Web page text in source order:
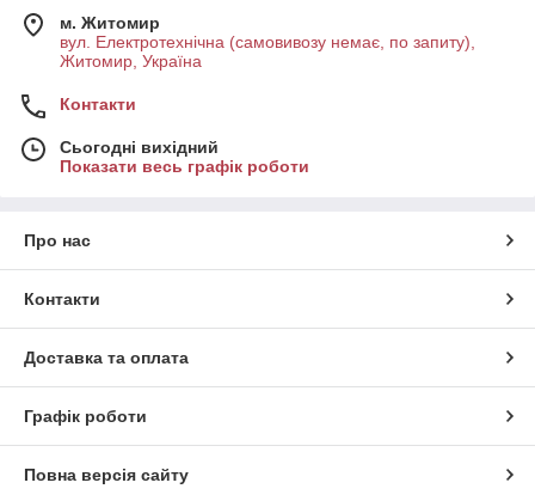
м. Житомир
вул. Електротехнічна (самовивозу немає, по запиту),
Житомир, Україна
Контакти
Сьогодні вихідний
Показати весь графік роботи
Про нас
Контакти
Доставка та оплата
Графік роботи
Повна версія сайту